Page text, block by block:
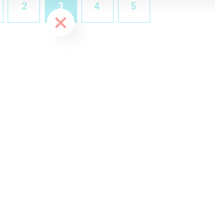
2 3 4 5
お問い合わせはこちら